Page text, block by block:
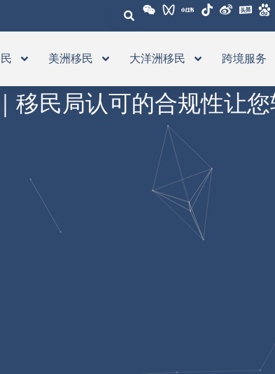
美洲移民 大洋洲移民 跨境服务
移民局认可的合规性让